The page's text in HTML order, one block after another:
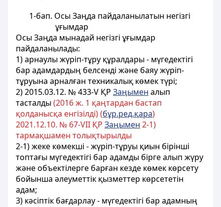
1-бап. Осы Заңда пайдаланылатын негiзгi
ұғымдар
Осы Заңда мынадай негiзгi ұғымдар
пайдаланылады:
1) арнаулы жүрiп-тұру құралдары - мүгедектігі
бар адамдардың белсендi және баяу жүрiп-
тұруына арналған техникалық көмек түрi;
2) 2015.03.12. № 433-V ҚР Заңымен алып
тасталды(2016 ж. 1 қаңтардан бастап
қолданысқа енгiзiлдi) (бұр.ред.қара)
2021.12.10. № 67-VII ҚР Заңымен 2-1)
тармақшамен толықтырылды
2-1) жеке көмекші - жүріп-тұруы қиын бірінші
топтағы мүгедектігі бар адамды бірге алып жүру
және объектілерге барған кезде көмек көрсету
бойынша әлеуметтік қызметтер көрсететін
адам;
3) кәсiптiк бағдарлау - мүгедектігі бар адамның